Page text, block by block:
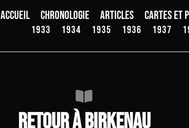
Accueil Chronologie Articles Cartes et
1933 1934 1935 1936 1937

Retour à Birkenau